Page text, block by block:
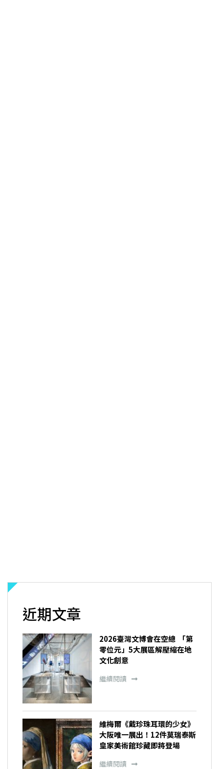
近期文章
2026臺灣文博會在空總 「第
零位元」5大展區解壓縮在地
文化創意
繼續閱讀
維梅爾《戴珍珠耳環的少女》
大阪唯一展出！12件莫瑞泰斯
皇家美術館珍藏即將登場
繼續閱讀